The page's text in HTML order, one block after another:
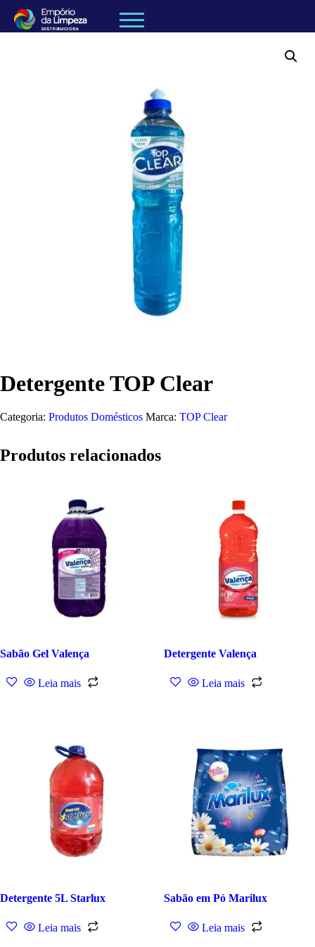
Detergente TOP Clear
Categoria: Produtos Domésticos Marca: TOP Clear
Produtos relacionados
Sabão Gel Valença
Leia mais
Detergente Valença
Leia mais
Detergente 5L Starlux
Leia mais
Sabão em Pó Marilux
Leia mais